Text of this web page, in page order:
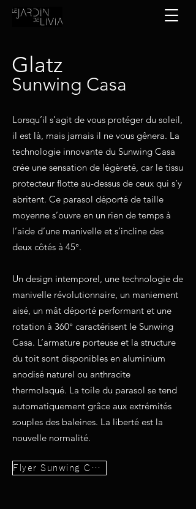
Glatz
Sunwing Casa
Lorsqu’il s’agit de vous protéger du soleil,
il est là, mais jamais il ne vous gênera. La
technologie innovante du Sunwing Casa
crée une sensation de légèreté, car le tissu
protecteur flotte au-dessus de ceux qui s’y
abritent. Ce parasol déporté de taille
moyenne s’ouvre en un rien de temps à
l’aide d’une manivelle et s’incline des
deux côtés à 45°.
Un design intemporel, une technologie de
manivelle révolutionnaire, un maniement
aisé, un mât déporté performant et une
rotation à 360° caractérisent le Sunwing
Casa. L’armature porteuse et la structure
du toit sont disponibles en aluminium
anodisé naturel ou anthracite
thermolaqué. La toile du parasol se tend
automatiquement grâce aux extrémités
souples des baleines. La liberté est la
nouvelle normalité.
Flyer Sunwing Casa